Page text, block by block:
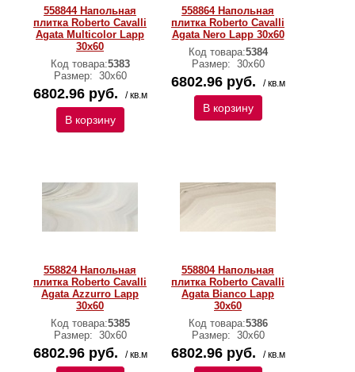
558844 Напольная
плитка Roberto Cavalli
Agata Multicolor Lapp
30x60
Код товара:5383
Размер: 30х60
6802.96 руб. / кв.м
В корзину
558864 Напольная
плитка Roberto Cavalli
Agata Nero Lapp 30x60
Код товара:5384
Размер: 30х60
6802.96 руб. / кв.м
В корзину
558824 Напольная
плитка Roberto Cavalli
Agata Azzurro Lapp
30x60
Код товара:5385
Размер: 30х60
6802.96 руб. / кв.м
558804 Напольная
плитка Roberto Cavalli
Agata Bianco Lapp
30x60
Код товара:5386
Размер: 30х60
6802.96 руб. / кв.м